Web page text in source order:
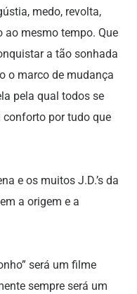
medo, revolta,
ao mesmo tempo. Que
a tão sonhada
o marco de mudança
pela qual todos se
por tudo que
e os muitos J.D.’s da
a origem e a
será um filme
sempre será um